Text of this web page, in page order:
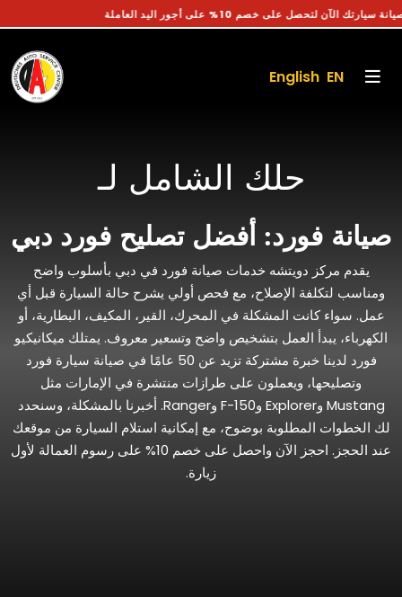
موعد صيانة سيارتك الآن لتحصل على خصم 10% على أجور اليد العاملة
English EN
حلك الشامل لـ
صيانة فورد: أفضل تصليح فورد دبي
يقدم مركز دويتشه خدمات صيانة فورد في دبي بأسلوب واضح
ومناسب لتكلفة الإصلاح، مع فحص أولي يشرح حالة السيارة قبل أي
عمل. سواء كانت المشكلة في المحرك، القير، المكيف، البطارية، أو
الكهرباء، يبدأ العمل بتشخيص واضح وتسعير معروف. يمتلك ميكانيكيو
فورد لدينا خبرة مشتركة تزيد عن 50 عامًا في صيانة سيارة فورد
وتصليحها، ويعملون على طرازات منتشرة في الإمارات مثل
Mustang وExplorer وF-150 وRanger. أخبرنا بالمشكلة، وسنحدد
لك الخطوات المطلوبة بوضوح، مع إمكانية استلام السيارة من موقعك
عند الحجز. احجز الآن واحصل على خصم 10% على رسوم العمالة لأول
زيارة.